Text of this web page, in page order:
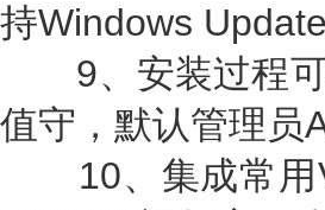
持Windows
9、安装过程可
值守，默认管理员
10、集成常用